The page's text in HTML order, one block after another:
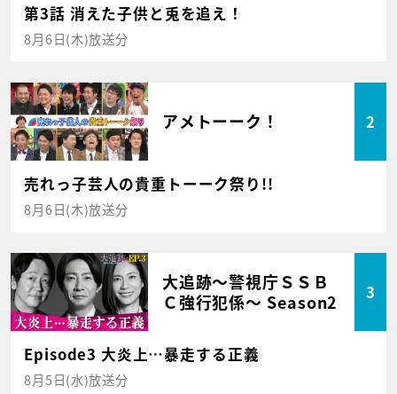
第3話 消えた子供と兎を追え！
8月6日(木)放送分
アメトーーク！ 2
売れっ子芸人の貴重トーーク祭り!!
8月6日(木)放送分
大追跡～警視庁ＳＳＢ
Ｃ強行犯係～ Season2
3
Episode3 大炎上…暴走する正義
8月5日(水)放送分